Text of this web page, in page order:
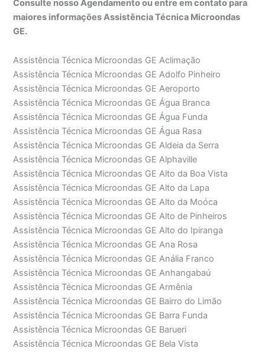
Consulte nosso Agendamento ou entre em contato para
maiores informações Assistência Técnica Microondas
GE.
Assistência Técnica Microondas GE Aclimação
Assistência Técnica Microondas GE Adolfo Pinheiro
Assistência Técnica Microondas GE Aeroporto
Assistência Técnica Microondas GE Água Branca
Assistência Técnica Microondas GE Água Funda
Assistência Técnica Microondas GE Água Rasa
Assistência Técnica Microondas GE Aldeia da Serra
Assistência Técnica Microondas GE Alphaville
Assistência Técnica Microondas GE Alto da Boa Vista
Assistência Técnica Microondas GE Alto da Lapa
Assistência Técnica Microondas GE Alto da Moóca
Assistência Técnica Microondas GE Alto de Pinheiros
Assistência Técnica Microondas GE Alto do Ipiranga
Assistência Técnica Microondas GE Ana Rosa
Assistência Técnica Microondas GE Anália Franco
Assistência Técnica Microondas GE Anhangabaú
Assistência Técnica Microondas GE Armênia
Assistência Técnica Microondas GE Bairro do Limão
Assistência Técnica Microondas GE Barra Funda
Assistência Técnica Microondas GE Barueri
Assistência Técnica Microondas GE Bela Vista